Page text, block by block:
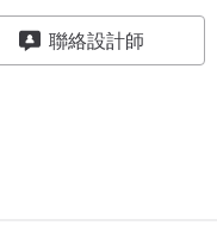
聯絡設計師
每件飾品皆由手作完成，因